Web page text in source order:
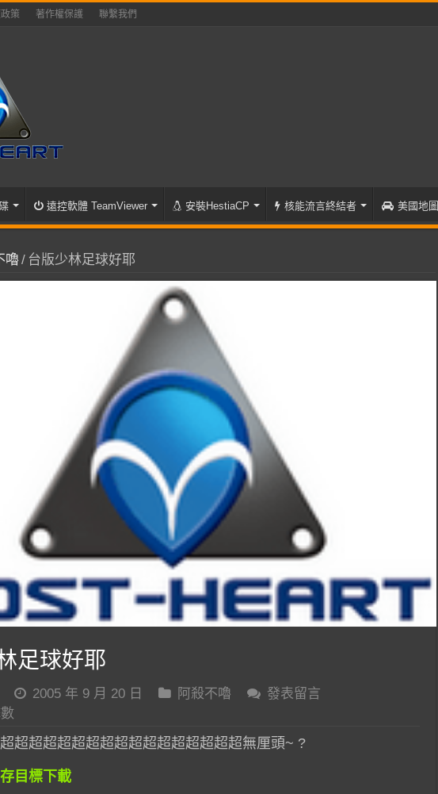
策 著作權保護 聯繫我們
遠控軟體 TeamViewer 安裝HestiaCP 核能流言終結者 美國地圖
嚕/ 台版少林足球好耶
足球好耶
2005 年 9 月 20 日 阿殺不嚕
發表留言
超超超超超超超超超超超超超超超超無厘頭~ ?
目標下載